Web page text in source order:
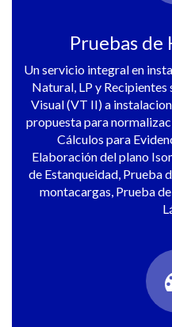
Pruebas
Un servicio integral en
Natural, LP y
Visual (VT II) a
propuesta para
Cálculos para
Elaboración del plano
de Estanqueidad, Prueba
montacargas, Prueba